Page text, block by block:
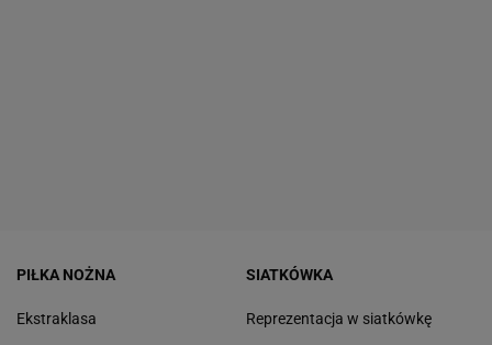
PIŁKA NOŻNA
Ekstraklasa
SIATKÓWKA
Reprezentacja w siatkówkę